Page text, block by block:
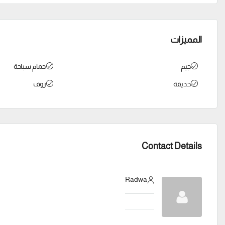
المميزات
جيم
حديقة
حمام سباحة
روف
Contact Details
Radwa